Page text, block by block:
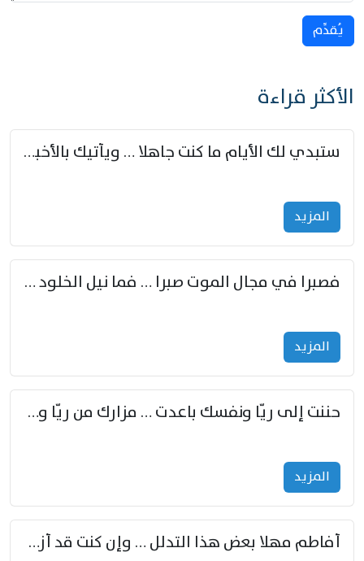
يُقدِّم
الأكثر قراءة
ستبدي لك الأيام ما كنت جاهلا … ويأتيك بالأخبار من لم تزوّد
المزید
فصبرا في مجال الموت صبرا … فما نيل الخلود بمستطاع
المزید
حننت إلى ريّا ونفسك باعدت … مزارك من ريّا وشعباكما معا
المزید
أفاطم مهلا بعض هذا التدلل … وإن كنت قد أزمعت صرمي فأجملي